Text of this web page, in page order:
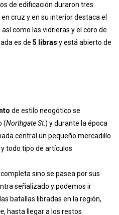
de edificación duraron tres
cruz y en su interior destaca el
como las vidrieras y el coro de
es de 5 libras y está abierto de
de estilo neogótico se
(Northgate St.) y durante la época
central un pequeño mercadillo
todo tipo de artículos
sino se pasea por sus
señalizado y podemos ir
batallas libradas en la región,
, hasta llegar a los restos